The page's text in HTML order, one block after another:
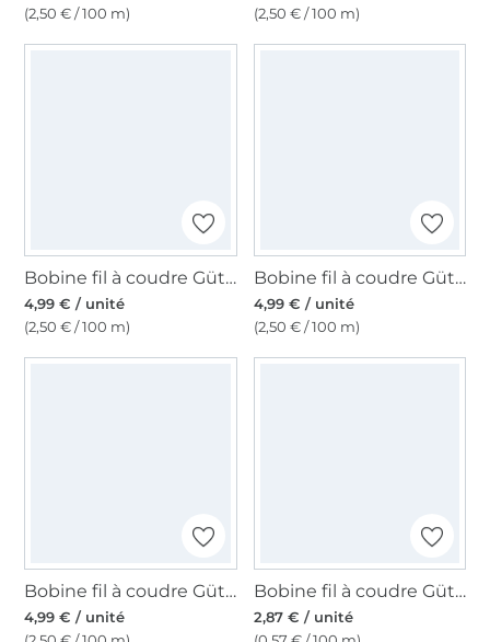
(2,50 € / 100 m)
(2,50 € / 100 m)
Bobine fil à coudre Gütermann 200m polyester, (283) vert kallisto
4,99 € / unité
(2,50 € / 100 m)
Bobine fil à coudre Gütermann 200m polyester, (169) ivoire
4,99 € / unité
(2,50 € / 100 m)
Bobine fil à coudre Gütermann 200m polyester, (968) jaune or
4,99 € / unité
Bobine fil à coudre Gütermann 500m polyester Toldi, (365) rouge
2,87 € / unité